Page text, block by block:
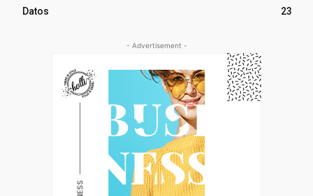
Datos
23
- Advertisement -